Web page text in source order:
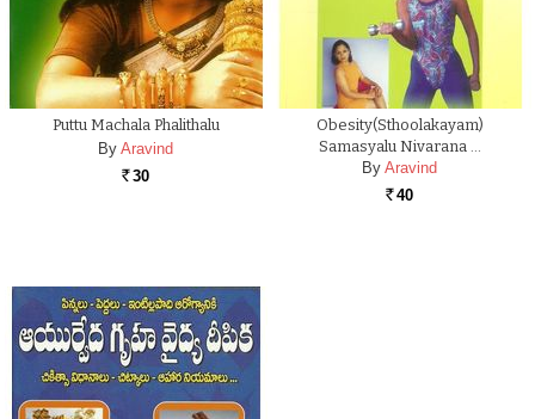
Puttu Machala Phalithalu
By Aravind
Rs. 30
Obesity(Sthoolakayam)
Samasyalu Nivarana …
By Aravind
Rs. 40